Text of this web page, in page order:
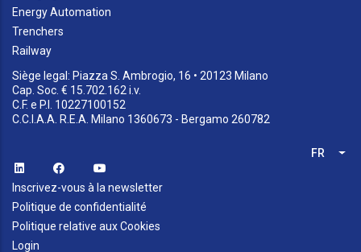
Energy Automation
Trenchers
Railway
Siège legal: Piazza S. Ambrogio, 16 • 20123 Milano
Cap. Soc. € 15.702.162 i.v.
C.F. e P.I. 10227100152
C.C.I.A.A. R.E.A. Milano 1360673 - Bergamo 260782
FR
Inscrivez-vous à la newsletter
Politique de confidentialité
Politique relative aux Cookies
Login